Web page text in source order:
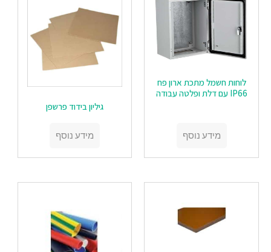
לוחות חשמל מתכת ארון פח
IP66 עם דלת ופלטה עבודה
מידע נוסף
‏‏גיליון בידוד פרשפן
מידע נוסף